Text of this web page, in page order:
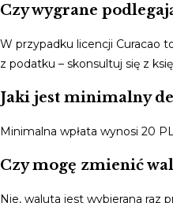
Czy wygrane
W przypadku licencji Curacao
z podatku – skonsultuj się z
Jaki jest minimalny
Minimalna wpłata wynosi 20
Czy mogę zmienić
Nie, waluta jest wybierana raz